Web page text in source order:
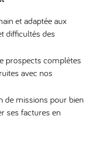
et adaptée aux
difficultés des
prospects complètes
avec nos
de missions pour bien
ses factures en